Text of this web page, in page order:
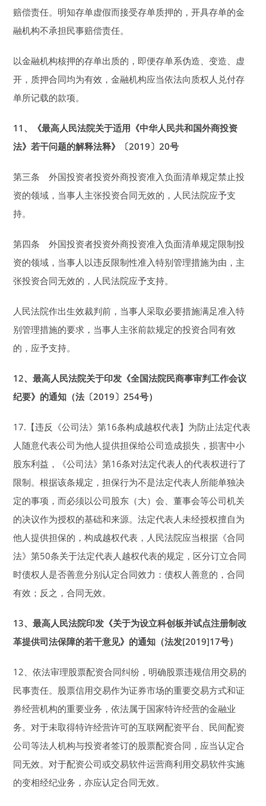
赔偿责任。明知存单虚假而接受存单质押的，开具存单的金
融机构不承担民事赔偿责任。
以金融机构核押的存单出质的，即便存单系伪造、变造、虚
开，质押合同均为有效，金融机构应当依法向质权人兑付存
单所记载的款项。
11 、《最高人民法院关于适用《中华人民共和国外商投资
法》若干问题的解释法释》〔2019〕20号
第三条 外国投资者投资外商投资准入负面清单规定禁止投
资的领域，当事人主张投资合同无效的，人民法院应予支
持。
第四条 外国投资者投资外商投资准入负面清单规定限制投
资的领域，当事人以违反限制性准入特别管理措施为由，主
张投资合同无效的，人民法院应予支持。
人民法院作出生效裁判前，当事人采取必要措施满足准入特
别管理措施的要求，当事人主张前款规定的投资合同有效
的，应予支持。
12、最高人民法院关于印发《全国法院民商事审判工作会议
纪要》的通知（法〔2019〕254号）
17.【违反《公司法》第16条构成越权代表】为防止法定代表
人随意代表公司为他人提供担保给公司造成损失，损害中小
股东利益，《公司法》第16条对法定代表人的代表权进行了
限制。根据该条规定，担保行为不是法定代表人所能单独决
定的事项，而必须以公司股东（大）会、董事会等公司机关
的决议作为授权的基础和来源。法定代表人未经授权擅自为
他人提供担保的，构成越权代表，人民法院应当根据《合同
法》第50条关于法定代表人越权代表的规定，区分订立合同
时债权人是否善意分别认定合同效力：债权人善意的，合同
有效；反之，合同无效。
13、最高人民法院印发《关于为设立科创板并试点注册制改
革提供司法保障的若干意见》的通知（法发[2019]17号）
12、依法审理股票配资合同纠纷，明确股票违规信用交易的
民事责任。股票信用交易作为证券市场的重要交易方式和证
券经营机构的重要业务，依法属于国家特许经营的金融业
务。对于未取得特许经营许可的互联网配资平台、民间配资
公司等法人机构与投资者签订的股票配资合同，应当认定合
同无效。对于配资公司或交易软件运营商利用交易软件实施
的变相经纪业务，亦应认定合同无效。